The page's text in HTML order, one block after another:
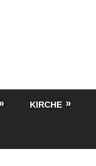
KIRCHE